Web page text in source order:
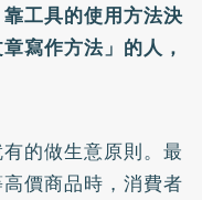
工具的使用方法決
寫作方法」的人，
的做生意原則。最
價商品時，消費者